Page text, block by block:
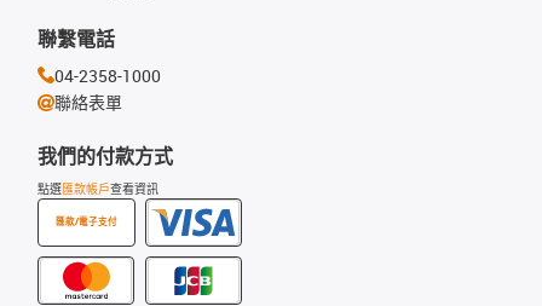
我們的付款方式
點選匯款帳戶查看資訊
匯款/電子支付
聯繫電話
04-2358-1000
聯絡表單